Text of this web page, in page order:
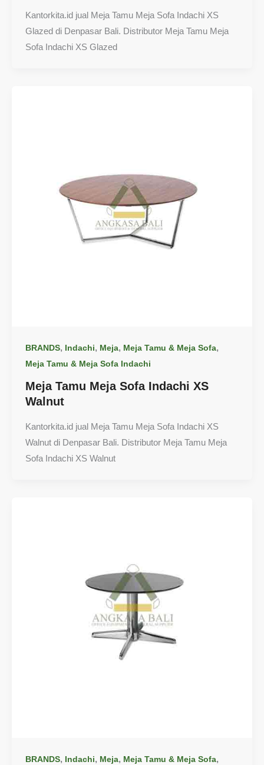
Kantorkita.id jual Meja Tamu Meja Sofa Indachi XS
Glazed di Denpasar Bali. Distributor Meja Tamu Meja
Sofa Indachi XS Glazed
BRANDS, Indachi, Meja, Meja Tamu & Meja Sofa,
Meja Tamu & Meja Sofa Indachi
Meja Tamu Meja Sofa Indachi XS
Walnut
Kantorkita.id jual Meja Tamu Meja Sofa Indachi XS
Walnut di Denpasar Bali. Distributor Meja Tamu Meja
Sofa Indachi XS Walnut
BRANDS, Indachi, Meja, Meja Tamu & Meja Sofa,